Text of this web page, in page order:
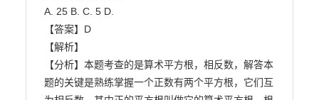
A. 25 B. C. 5 D.
【答案】D
【解析】
【分析】本题考查的是算术平方根，相反数，解答本
题的关键是熟练掌握一个正数有两个平方根，它们互